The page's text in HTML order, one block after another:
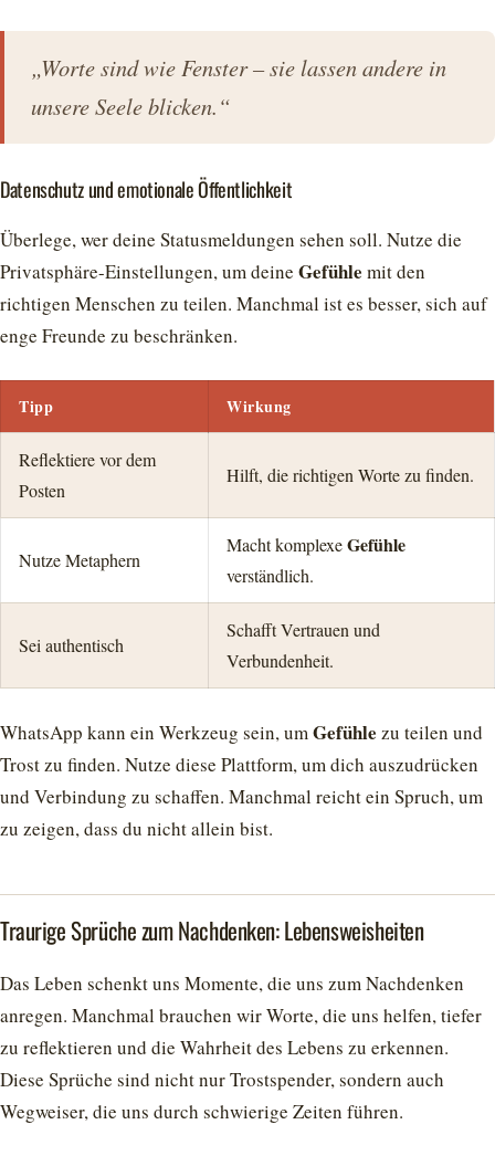
„Worte sind wie Fenster – sie lassen andere in
unsere Seele blicken.“
Datenschutz und emotionale Öffentlichkeit
Überlege, wer deine Statusmeldungen sehen soll. Nutze die
Privatsphäre-Einstellungen, um deine Gefühle mit den
richtigen Menschen zu teilen. Manchmal ist es besser, sich auf
enge Freunde zu beschränken.
Tipp Wirkung
Reflektiere vor dem
Posten
Hilft, die richtigen Worte zu finden.
Nutze Metaphern
Macht komplexeGefühle
verständlich.
Sei authentisch
Schafft Vertrauen und
Verbundenheit.
WhatsApp kann ein Werkzeug sein, umGefühle zu teilen und
Trost zu finden. Nutze diese Plattform, um dich auszudrücken
und Verbindung zu schaffen. Manchmal reicht ein Spruch, um
zu zeigen, dass du nicht allein bist.
Traurige Sprüche zum Nachdenken: Lebensweisheiten
Das Leben schenkt uns Momente, die uns zum Nachdenken
anregen. Manchmal brauchen wir Worte, die uns helfen, tiefer
zu reflektieren und die Wahrheit des Lebens zu erkennen.
Diese Sprüche sind nicht nur Trostspender, sondern auch
Wegweiser, die uns durch schwierige Zeiten führen.